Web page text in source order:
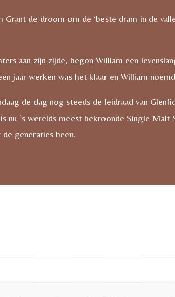
de droom om de ‘beste dram in de
aan zijn zijde, begon William een
jaar werken was het klaar en William
de dag nog steeds de leidraad van
’s werelds meest bekroonde Single
generaties heen.